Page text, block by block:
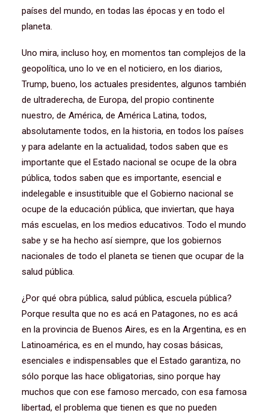
países del mundo, en todas las épocas y en todo el
planeta.
Uno mira, incluso hoy, en momentos tan complejos de la
geopolítica, uno lo ve en el noticiero, en los diarios,
Trump, bueno, los actuales presidentes, algunos también
de ultraderecha, de Europa, del propio continente
nuestro, de América, de América Latina, todos,
absolutamente todos, en la historia, en todos los países
y para adelante en la actualidad, todos saben que es
importante que el Estado nacional se ocupe de la obra
pública, todos saben que es importante, esencial e
indelegable e insustituible que el Gobierno nacional se
ocupe de la educación pública, que inviertan, que haya
más escuelas, en los medios educativos. Todo el mundo
sabe y se ha hecho así siempre, que los gobiernos
nacionales de todo el planeta se tienen que ocupar de la
salud pública.
¿Por qué obra pública, salud pública, escuela pública?
Porque resulta que no es acá en Patagones, no es acá
en la provincia de Buenos Aires, es en la Argentina, es en
Latinoamérica, es en el mundo, hay cosas básicas,
esenciales e indispensables que el Estado garantiza, no
sólo porque las hace obligatorias, sino porque hay
muchos que con ese famoso mercado, con esa famosa
libertad, el problema que tienen es que no pueden